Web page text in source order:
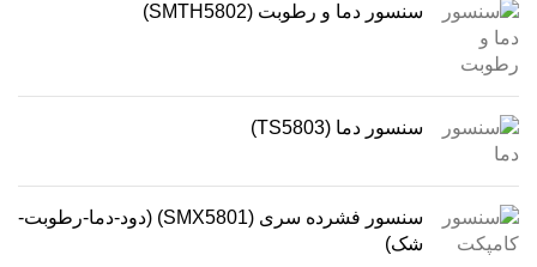
سنسور دما و رطوبت (SMTH5802)
سنسور دما (TS5803)
سنسور فشرده سری (SMX5801) (دود-دما-رطوبت-
شک)